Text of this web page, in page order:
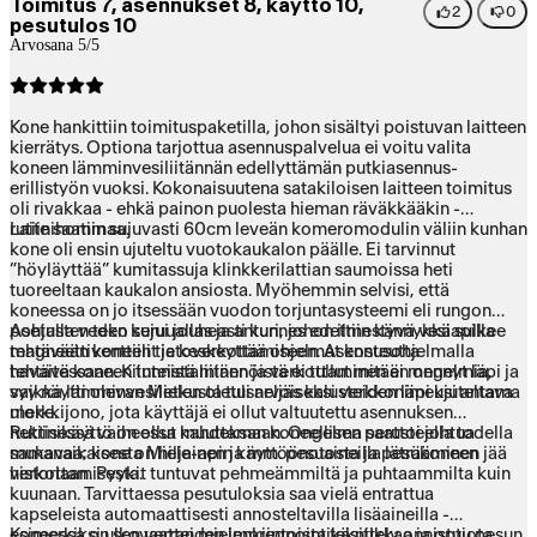
Toimitus 7, asennukset 8, käyttö 10,
pesutulos 10
Arvosana 5/5
2 0
Kone hankittiin toimituspaketilla, johon sisältyi poistuvan laitteen
kierrätys. Optiona tarjottua asennuspalvelua ei voitu valita
koneen lämminvesiliitännän edellyttämän putkiasennus-
erillistyön vuoksi. Kokonaisuutena satakiloisen laitteen toimitus
oli rivakkaa - ehkä painon puolesta hieman räväkkääkin -
rutiinihommaa.
Laite saatiin sujuvasti 60cm leveän komeromodulin väliin kunhan
kone oli ensin ujuteltu vuotokaukalon päälle. Ei tarvinnut
”höyläyttää” kumitassuja klinkkerilattian saumoissa heti
tuoreeltaan kaukalon ansiosta. Myöhemmin selvisi, että
koneessa on jo itsessään vuodon torjuntasysteemi eli rungon
pohjalla veden keruuallas ja anturi, johon ilmestyvä vesi sulkee
magneettiventtiilit ja keskeyttää ohjelmat kosteutta
havaitessaan. Kiinteistä liitännöistä ei tullut mitään ongelmia,
vaikka lämminvesiletkusta tuli neljäs kalusteiden läpi ujuteltava
uloke.
Asetusten teko sujui jouheasti kunnes edettiin kännykkäapilla
tehtävään koneen tietoverkottamiseen. Asennusohjelmalla
tehtävä koneen tunnistaminen ja verkottaminen ei mennyt läpi ja
syy näytti olevan Mielen oletusarvoiseksi verkkonimeksi antama
merkkijono, jota käyttäjä ei ollut valtuutettu asennuksen
hektisessä vaiheessa muuttamaan. Ongelma saattoi johtua
samanaikaisesta Miele-apin käyttöönotosta ja pesukoneen
verkottamisesta.
Rutiinikäyttö on ollut kahdeksan koneellisen perusteella todella
mukavaa; kone on hiljainen ja mm. pesuaineilla läträäminen jää
historiaan. Pyykit tuntuvat pehmeämmiltä ja puhtaammilta kuin
kuunaan. Tarvittaessa pesutuloksia saa vielä entrattua
kapseleista automaattisesti annosteltavilla lisäaineilla -